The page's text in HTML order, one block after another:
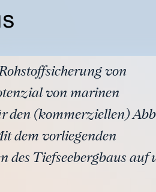
von
von marinen
den (kommerziellen)
dem vorliegenden
des Tiefseebergbaus auf